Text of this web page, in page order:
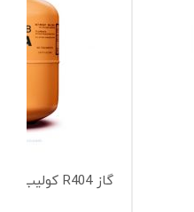
گاز R404 کولیب